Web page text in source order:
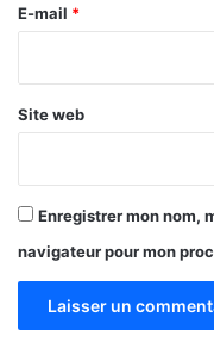
e
E-mail *
Site web
Enregistrer mon nom,
navigateur pour mon